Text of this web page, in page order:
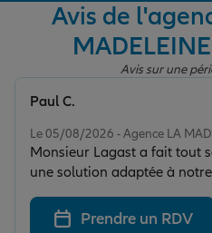
Assurance scolaire
Retraite
Avis de
MADELEINE
Avis sur une
Le 05/08/2026 - Agence LA
Monsieur Lagast a fait tout
une solution adaptée à
votre patience, disponibilité.
Paul C.
Prendre un RDV